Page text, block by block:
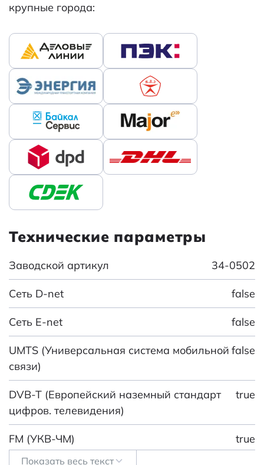
Технические параметры
Заводской артикул 34-0502
Сеть D-net false
Сеть E-net false
UMTS (Универсальная система мобильной
связи)
false
DVB-T (Европейский наземный стандарт
цифров. телевидения)
true
FM (УКВ-ЧМ) true
Показать весь текст
крупные города: